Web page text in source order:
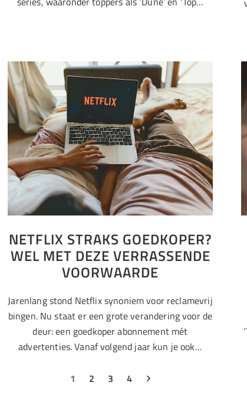
NETFLIX STRAKS GOEDKOPER?
WEL MET DEZE VERRASSENDE
VOORWAARDE
Jarenlang stond Netflix synoniem voor reclamevrij
bingen. Nu staat er een grote verandering voor de
deur: een goedkoper abonnement mét
advertenties. Vanaf volgend jaar kun je ook…
1 2 3 4